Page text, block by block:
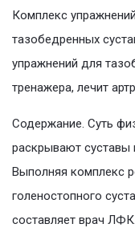
Комплекс
тазобедренных
упражнений для
тренажера, лечит
Содержание. Cуть
раскрывают суставы
Выполняя комплекс
голеностопного
составляет врач